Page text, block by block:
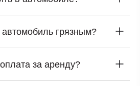
грязным?
за аренду?